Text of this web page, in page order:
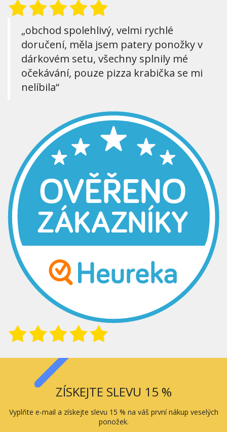
„obchod spolehlivý, velmi rychlé
doručení, měla jsem patery ponožky v
dárkovém setu, všechny splnily mé
očekávání, pouze pizza krabička se mi
nelíbila“
ZÍSKEJTE SLEVU 15 %
Vyplňte e-mail a získejte slevu 15 % na váš první nákup veselých
ponožek.